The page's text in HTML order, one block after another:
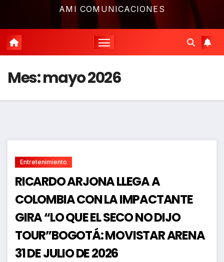
AMI COMUNICACIONES
Mes:mayo 2026
Entretenimiento
RICARDO ARJONA LLEGA A
COLOMBIA CON LA IMPACTANTE
GIRA “LO QUE EL SECO NO DIJO
TOUR”BOGOTÁ: MOVISTAR ARENA
31 DE JULIO DE 2026